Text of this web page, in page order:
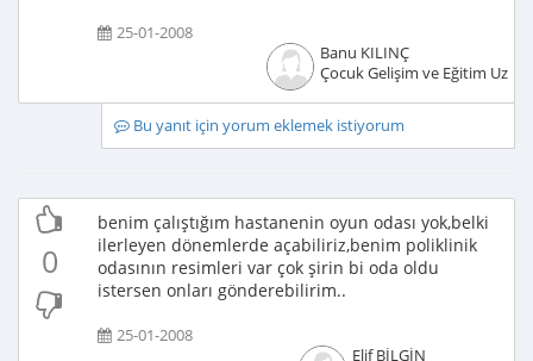
25-01-2008
Banu KILINÇ
Çocuk Gelişim ve Eğitim
Bu yanıt için yorum eklemek istiyorum
0
benim çalıştığım hastanenin oyun odası yok,belki
ilerleyen dönemlerde açabiliriz,benim poliklinik
odasının resimleri var çok şirin bi oda oldu
istersen onları gönderebilirim..
25-01-2008
Elif BİLGİN